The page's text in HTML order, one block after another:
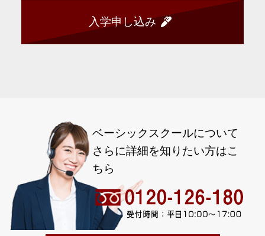
入学申し込み
ベーシックスクールについて
さらに詳細を知りたい方はこ
ちら